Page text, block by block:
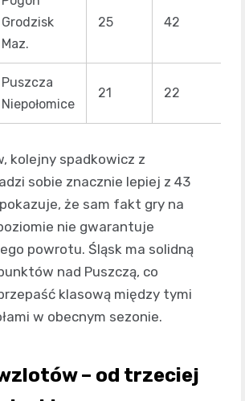
Grodzisk
Maz.
25 42
Puszcza
Niepołomice
21 22
kolejny spadkowicz z
sobie znacznie lepiej z 43
że sam fakt gry na
nie gwarantuje
powrotu. Śląsk ma solidną
nad Puszczą, co
klasową między tymi
w obecnym sezonie.
– od trzeciej